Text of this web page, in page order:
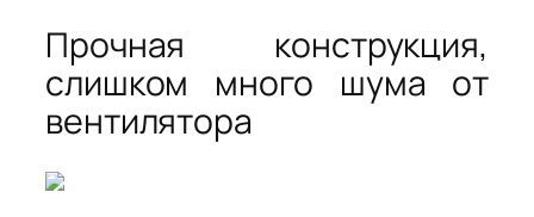
Прочная конструкция,
слишком много шума от
вентилятора